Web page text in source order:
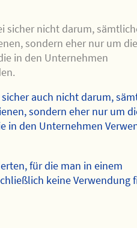
sicher nicht darum,
sondern eher nur um
in den Unternehmen
auch nicht darum,
sondern eher nur um
in den Unternehmen
für die man in einem
keine Verwendung